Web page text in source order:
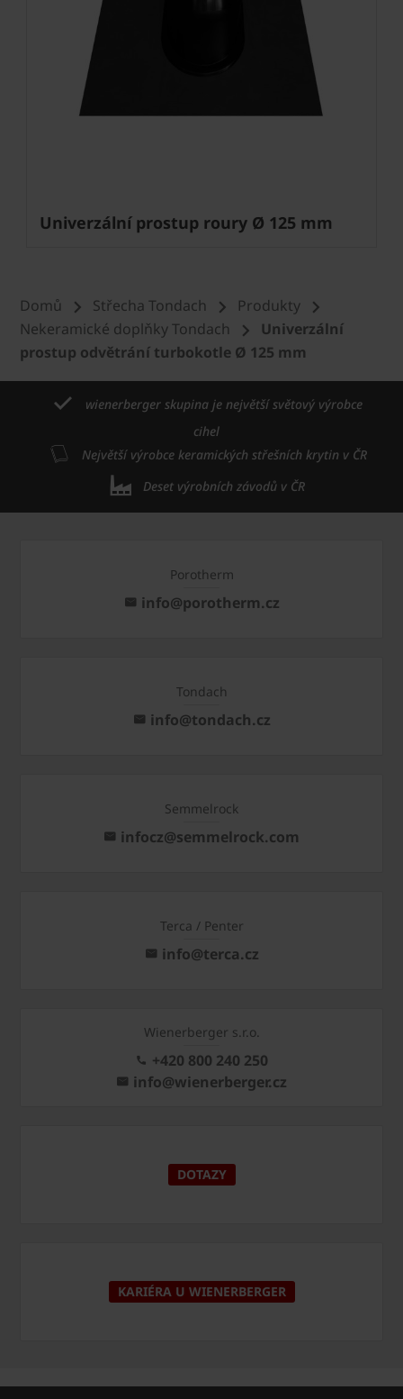
Univerzální prostup roury Ø 125 mm
Domů Střecha Tondach
Produkty
Nekeramické doplňky Tondach
Univerzální
prostup odvětrání turbokotle Ø 125 mm
wienerberger skupina je největší světový výrobce
cihel
Největší výrobce keramických střešních krytin v ČR
Deset výrobních závodů v ČR
Porotherm
info@porotherm.cz
Tondach
info@tondach.cz
Semmelrock
infocz@semmelrock.com
Terca / Penter
info@terca.cz
Wienerberger s.r.o.
+420 800 240 250
info@wienerberger.cz
DOTAZY
KARIÉRA U WIENERBERGER